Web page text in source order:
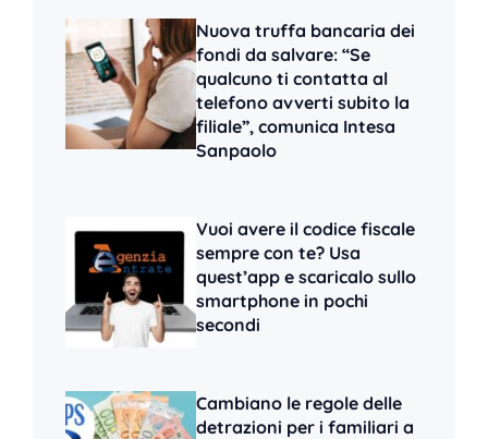
Nuova truffa bancaria dei
fondi da salvare: “Se
qualcuno ti contatta al
telefono avverti subito la
filiale”, comunica Intesa
Sanpaolo
Vuoi avere il codice fiscale
sempre con te? Usa
quest’app e scaricalo sullo
smartphone in pochi
secondi
Cambiano le regole delle
detrazioni per i familiari a